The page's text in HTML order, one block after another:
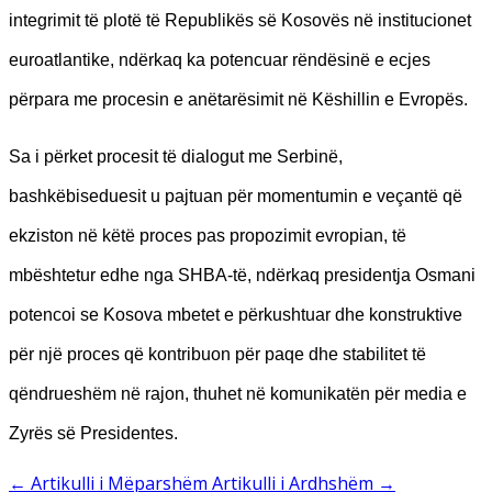
integrimit të plotë të Republikës së Kosovës në institucionet
euroatlantike, ndërkaq ka potencuar rëndësinë e ecjes
përpara me procesin e anëtarësimit në Këshillin e Evropës.
Sa i përket procesit të dialogut me Serbinë,
bashkëbiseduesit u pajtuan për momentumin e veçantë që
ekziston në këtë proces pas propozimit evropian, të
mbështetur edhe nga SHBA-të, ndërkaq presidentja Osmani
potencoi se Kosova mbetet e përkushtuar dhe konstruktive
për një proces që kontribuon për paqe dhe stabilitet të
qëndrueshëm në rajon, thuhet në komunikatën për media e
Zyrës së Presidentes.
← Artikulli i Mëparshëm Artikulli i Ardhshëm →